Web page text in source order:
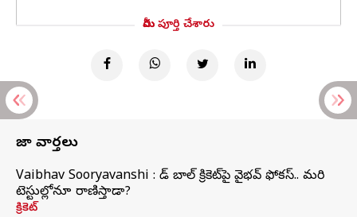
మీరు పూర్తి చేశారు
తాజా వార్తలు
Vaibhav Sooryavanshi : రెడ్ బాల్ క్రికెట్‌పై వైభవ్ ఫోకస్.. మరి
టెస్టుల్లోనూ రాణిస్తాడా?
క్రికెట్